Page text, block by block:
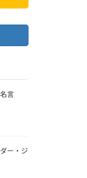
言
ー・ジ